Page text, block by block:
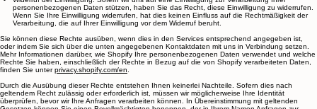
Recht auf Widerspruch und Recht auf Einschränkung der Verarbeitung. Sie haben
möglicherweise das Recht, von uns zu verlangen, dass wir die Verarbeitung
personenbezogener Daten für bestimmte Zwecke einstellen oder einschränken.
Widerruf der Einwilligung. Sofern wir uns auf eine Einwilligung zur Verarbeitung Ihrer
personenbezogenen Daten stützen, haben Sie das Recht, diese Einwilligung zu widerrufen.
Wenn Sie Ihre Einwilligung widerrufen, hat dies keinen Einfluss auf die Rechtmäßigkeit der
Verarbeitung, die auf Ihrer Einwilligung vor dem Widerruf beruht.
Sie können diese Rechte ausüben, wenn dies in den Services entsprechend angegeben ist,
oder indem Sie sich über die unten angegebenen Kontaktdaten mit uns in Verbindung setzen.
Mehr Informationen darüber, wie Shopify Ihre personenbezogenen Daten verwendet und welche
Rechte Sie haben, einschließlich der Rechte in Bezug auf die von Shopify verarbeiteten Daten,
finden Sie unterprivacy.shopify.com/en.